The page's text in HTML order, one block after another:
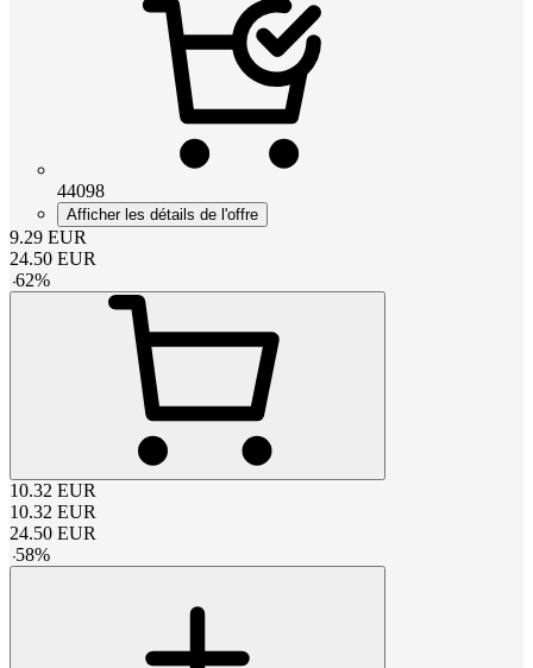
44098
Afficher les détails de l'offre
9.29 EUR
24.50 EUR
-62%
10.32 EUR
10.32 EUR
24.50 EUR
-58%